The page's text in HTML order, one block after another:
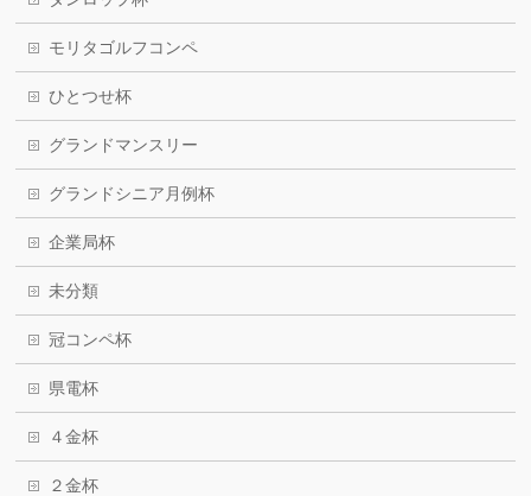
モリタゴルフコンペ
ひとつせ杯
グランドマンスリー
グランドシニア月例杯
企業局杯
未分類
冠コンペ杯
県電杯
４金杯
２金杯